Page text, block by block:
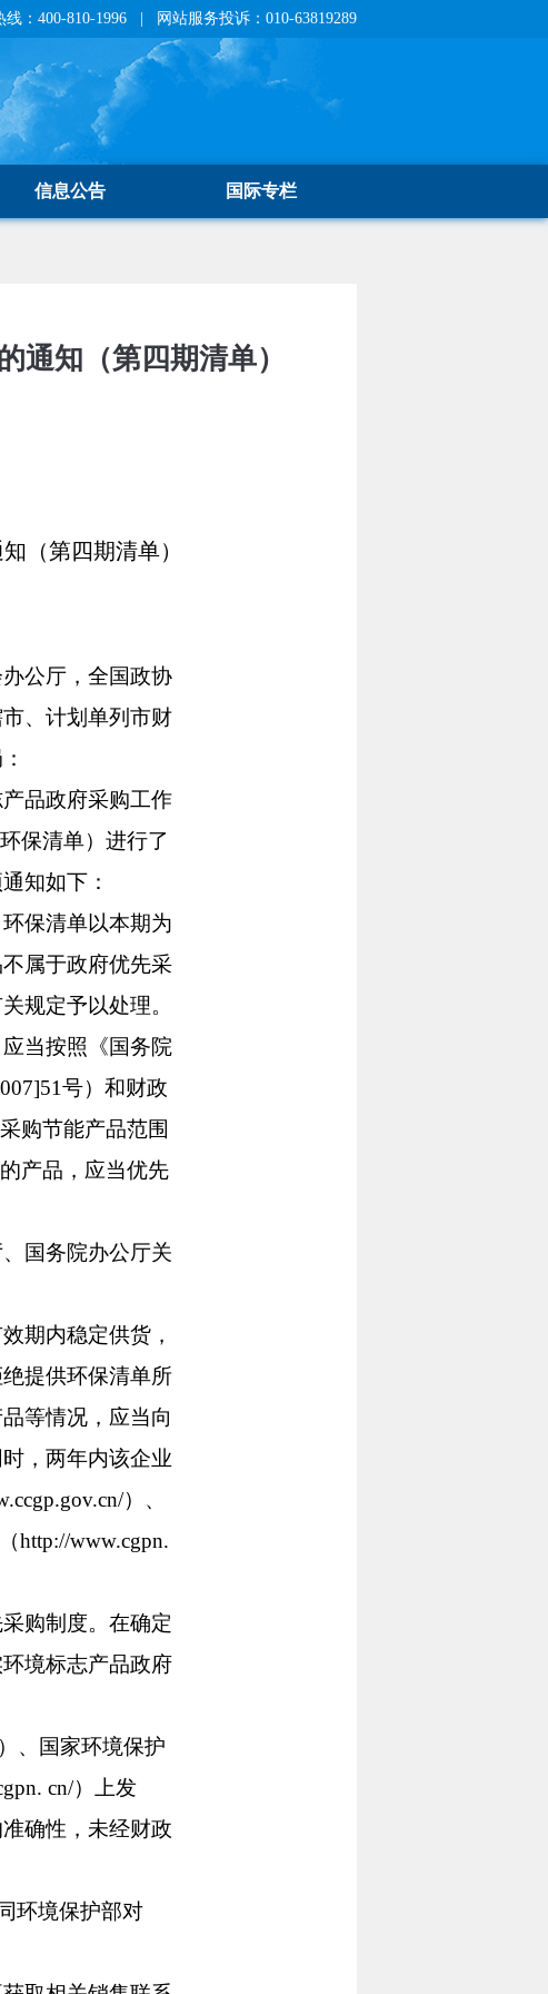
线：400-810-1996 | 网站服务投诉：010-63819289
信息公告 国际专栏
通知（第四期清单）
（第四期清单）
公厅，全国政协
、计划单列市财
品政府采购工作
保清单）进行了
知如下：
保清单以本期为
属于政府优先采
规定予以处理。
当按照《国务院
号）和财政
购节能产品范围
产品，应当优先
国务院办公厅关
期内稳定供货，
提供环保清单所
等情况，应当向
，两年内该企业
）、
http://www.cgpn.
购制度。在确定
境标志产品政府
、国家环境保护
cn/）上发
确性，未经财政
环境保护部对